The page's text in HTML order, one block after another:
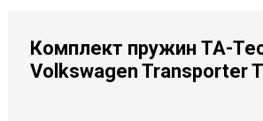
Комплект пружин TA-
Volkswagen Transporter